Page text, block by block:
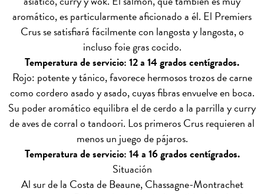
aromático, es particularmente aficionado a él. El Premiers
Crus se satisfiará fácilmente con langosta y langosta, o
incluso foie gras cocido.
Temperatura de servicio: 12 a 14 grados centígrados.
Rojo: potente y tánico, favorece hermosos trozos de carne
como cordero asado y asado, cuyas fibras envuelve en boca.
Su poder aromático equilibra el de cerdo a la parrilla y curry
de aves de corral o tandoori. Los primeros Crus requieren al
menos un juego de pájaros.
Temperatura de servicio: 14 a 16 grados centígrados.
Situación
Al sur de la Costa de Beaune, Chassagne-Montrachet